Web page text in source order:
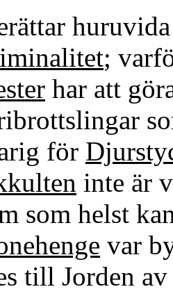
;
har att
för
inte är
som helst
var
till Jorden